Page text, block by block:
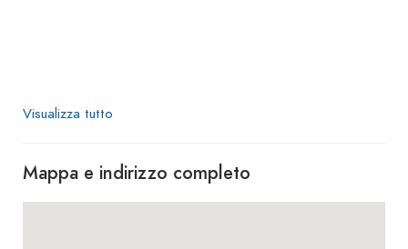
Visualizza tutto
Mappa e indirizzo completo